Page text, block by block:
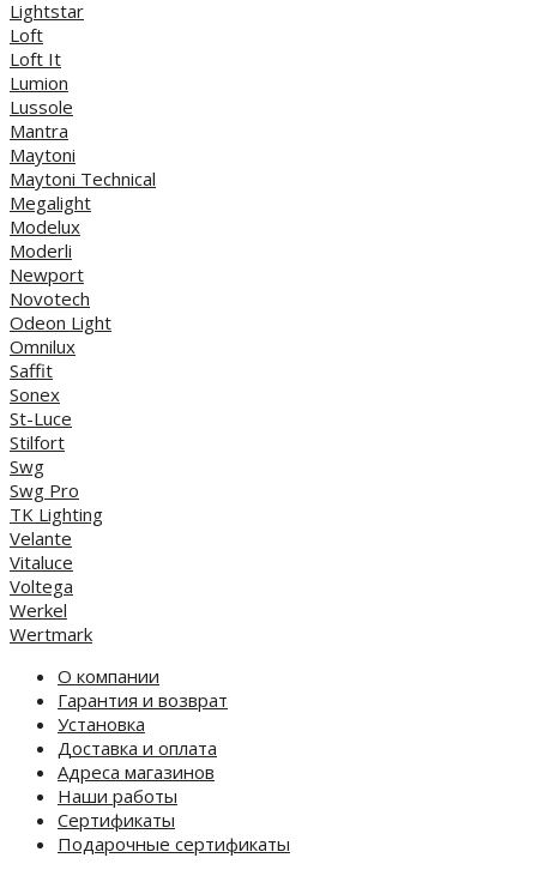
Lightstar
Loft
Loft It
Lumion
Lussole
Mantra
Maytoni
Maytoni Technical
Megalight
Modelux
Moderli
Newport
Novotech
Odeon Light
Omnilux
Saffit
Sonex
St-Luce
Stilfort
Swg
Swg Pro
TK Lighting
Velante
Vitaluce
Voltega
Werkel
Wertmark
О компании
Гарантия и возврат
Установка
Доставка и оплата
Адреса магазинов
Наши работы
Сертификаты
Подарочные сертификаты